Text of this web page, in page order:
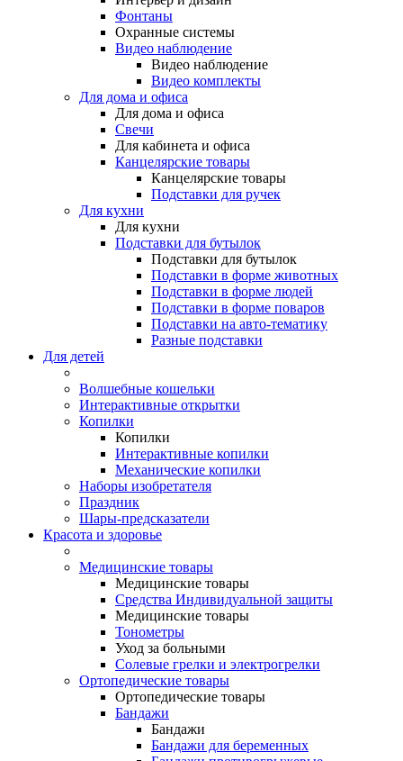
Фонтаны
Охранные системы
Видео наблюдение
Видео наблюдение
Видео комплекты
Для дома и офиса
Для дома и офиса
Свечи
Для кабинета и офиса
Канцелярские товары
Канцелярские товары
Подставки для ручек
Для кухни
Для кухни
Подставки для бутылок
Подставки для бутылок
Подставки в форме животных
Подставки в форме людей
Подставки в форме поваров
Подставки на авто-тематику
Разные подставки
Для детей
Волшебные кошельки
Интерактивные открытки
Копилки
Копилки
Интерактивные копилки
Механические копилки
Наборы изобретателя
Праздник
Шары-предсказатели
Красота и здоровье
Медицинские товары
Медицинские товары
Средства Индивидуальной защиты
Медицинские товары
Тонометры
Уход за больными
Солевые грелки и электрогрелки
Ортопедические товары
Ортопедические товары
Бандажи
Бандажи
Бандажи для беременных